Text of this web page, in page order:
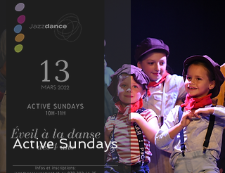
Active Sundays